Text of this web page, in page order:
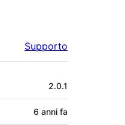
Supporto
2.0.1
6 anni fa